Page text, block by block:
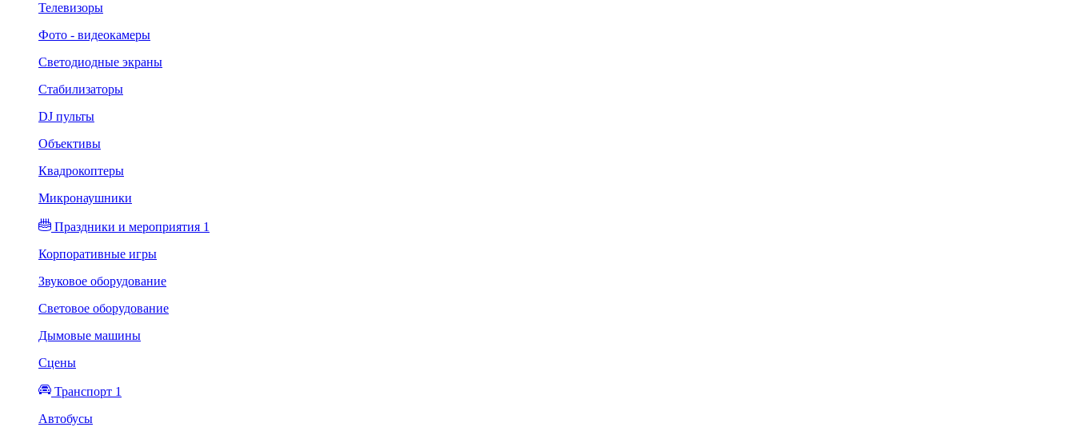
Телевизоры
Фото - видеокамеры
Светодиодные экраны
Стабилизаторы
DJ пульты
Объективы
Квадрокоптеры
Микронаушники
Праздники и мероприятия 1
Корпоративные игры
Звуковое оборудование
Световое оборудование
Дымовые машины
Сцены
Транспорт 1
Автобусы